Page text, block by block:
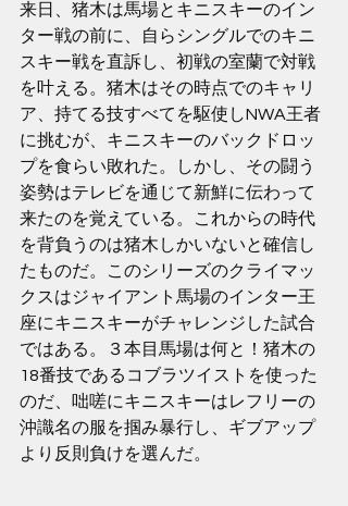
来日、猪木は馬場とキニスキーのイン
ター戦の前に、自らシングルでのキニ
スキー戦を直訴し、初戦の室蘭で対戦
を叶える。猪木はその時点でのキャリ
ア、持てる技すべてを駆使しNWA王者
に挑むが、キニスキーのバックドロッ
プを食らい敗れた。しかし、その闘う
姿勢はテレビを通じて新鮮に伝わって
来たのを覚えている。これからの時代
を背負うのは猪木しかいないと確信し
たものだ。このシリーズのクライマッ
クスはジャイアント馬場のインター王
座にキニスキーがチャレンジした試合
ではある。３本目馬場は何と！猪木の
18番技であるコブラツイストを使った
のだ、咄嗟にキニスキーはレフリーの
沖識名の服を掴み暴行し、ギブアップ
より反則負けを選んだ。